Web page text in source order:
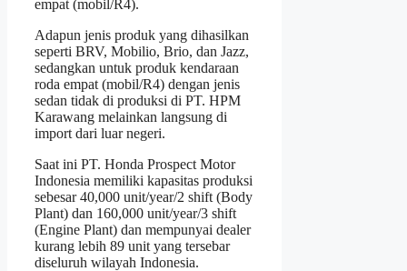
empat (mobil/R4).
Adapun jenis produk yang dihasilkan
seperti BRV, Mobilio, Brio, dan Jazz,
sedangkan untuk produk kendaraan
roda empat (mobil/R4) dengan jenis
sedan tidak di produksi di PT. HPM
Karawang melainkan langsung di
import dari luar negeri.
Saat ini PT. Honda Prospect Motor
Indonesia memiliki kapasitas produksi
sebesar 40,000 unit/year/2 shift (Body
Plant) dan 160,000 unit/year/3 shift
(Engine Plant) dan mempunyai dealer
kurang lebih 89 unit yang tersebar
diseluruh wilayah Indonesia.